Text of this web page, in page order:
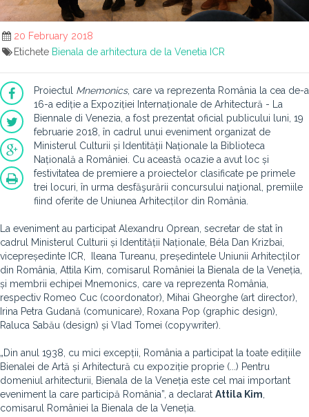
20 February 2018
Etichete Bienala de arhitectura de la Venetia ICR
Proiectul Mnemonics, care va reprezenta România la cea de-a
16-a ediție a Expoziției Internaționale de Arhitectură - La
Biennale di Venezia, a fost prezentat oficial publicului luni, 19
februarie 2018, în cadrul unui eveniment organizat de
Ministerul Culturii și Identității Naționale la Biblioteca
Națională a României. Cu această ocazie a avut loc și
festivitatea de premiere a proiectelor clasificate pe primele
trei locuri, în urma desfăşurării concursului naţional, premiile
fiind oferite de Uniunea Arhitecților din România.
La eveniment au participat Alexandru Oprean, secretar de stat în
cadrul Ministerul Culturii și Identității Naționale, Béla Dan Krizbai,
vicepreședinte ICR, Ileana Tureanu, președintele Uniunii Arhitecților
din România, Attila Kim, comisarul României la Bienala de la Veneția,
și membrii echipei Mnemonics, care va reprezenta România,
respectiv Romeo Cuc (coordonator), Mihai Gheorghe (art director),
Irina Petra Gudană (comunicare), Roxana Pop (graphic design),
Raluca Sabău (design) și Vlad Tomei (copywriter).
„Din anul 1938, cu mici excepții, România a participat la toate edițiile
Bienalei de Artă și Arhitectură cu expoziție proprie (...) Pentru
domeniul arhitecturii, Bienala de la Veneția este cel mai important
eveniment la care participă România”, a declarat Attila Kim
comisarul României la Bienala de la Veneția.